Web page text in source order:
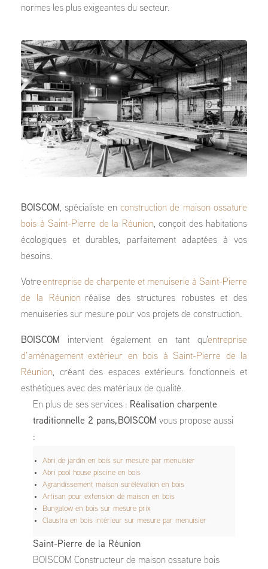
normes les plus exigeantes du secteur.
BOISCOM , spécialiste en construction de maison ossature
bois à Saint-Pierre de la Réunion, conçoit des habitations
écologiques et durables, parfaitement adaptées à vos
besoins.
Votre entreprise de charpente et menuiserie à Saint-Pierre
de la Réunionréalise des structures robustes et des
menuiseries sur mesure pour vos projets de construction.
BOISCOM intervient également en tant qu'entreprise
d’aménagement extérieur en bois à Saint-Pierre de la
Réunion, créant des espaces extérieurs fonctionnels et
esthétiques avec des matériaux de qualité.
En plus de ses services : Réalisation charpente
traditionnelle 2 pans, BOISCOM vous propose aussi
:
Abri de jardin en bois sur mesure par menuisier
Abri pool house piscine en bois
Agrandissement maison surélévation en bois
Artisan pour extension de maison en bois
Bungalow en bois sur mesure prix
Claustra en bois intérieur sur mesure par menuisier
Saint-Pierre de la Réunion
BOISCOM Constructeur de maison ossature bois